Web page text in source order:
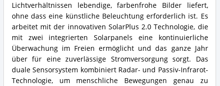
Lichtverhältnissen lebendige, farbenfrohe Bilder liefert,
ohne dass eine künstliche Beleuchtung erforderlich ist. Es
arbeitet mit der innovativen SolarPlus 2.0 Technologie, die
mit zwei integrierten Solarpanels eine kontinuierliche
Überwachung im Freien ermöglicht und das ganze Jahr
über für eine zuverlässige Stromversorgung sorgt. Das
duale Sensorsystem kombiniert Radar- und Passiv-Infrarot-
Technologie, um menschliche Bewegungen genau zu